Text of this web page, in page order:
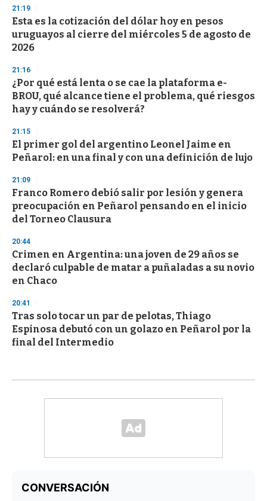
d
s
21:19
Esta es la cotización del dólar hoy en pesos
uruguayos al cierre del miércoles 5 de agosto de
2026
21:16
¿Por qué está lenta o se cae la plataforma e-
BROU, qué alcance tiene el problema, qué riesgos
hay y cuándo se resolverá?
21:15
El primer gol del argentino Leonel Jaime en
Peñarol: en una final y con una definición de lujo
21:09
Franco Romero debió salir por lesión y genera
preocupación en Peñarol pensando en el inicio
del Torneo Clausura
20:44
Crimen en Argentina: una joven de 29 años se
declaró culpable de matar a puñaladas a su novio
en Chaco
20:41
Tras solo tocar un par de pelotas, Thiago
Espinosa debutó con un golazo en Peñarol por la
final del Intermedio